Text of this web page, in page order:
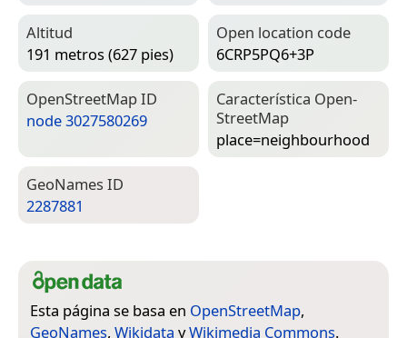
Altitud
191 metros (627 pies)
Open location code
6CRP5PQ6+3P
Open­Street­Map ID
node 3027580269
Característica Open­
Street­Map
place=­neighbourhood
Geo­Names ID
2287881
Esta página se basa en OpenStreetMap,
GeoNames, Wikidata yWikimedia Commons.